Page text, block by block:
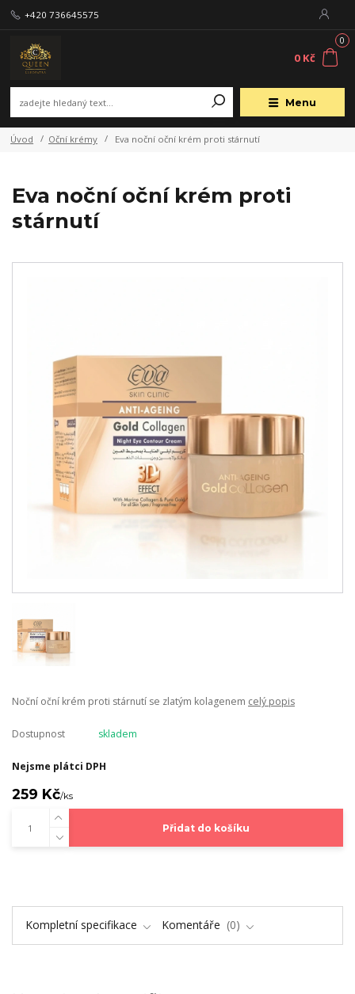
Menu
+420 736645575
0
0 Kč
Úvod Oční krémy Eva noční oční krém proti stárnutí
Eva noční oční krém proti
stárnutí
Noční oční krém proti stárnutí se zlatým kolagenem celý popis
Dostupnost skladem
Nejsme plátci DPH
259 Kč/ks
Přidat do košíku
Kompletní specifikace Komentáře 0